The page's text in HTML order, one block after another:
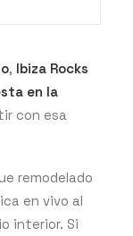
, Ibiza Rocks
en la
con esa
remodelado
en vivo al
interior. Si